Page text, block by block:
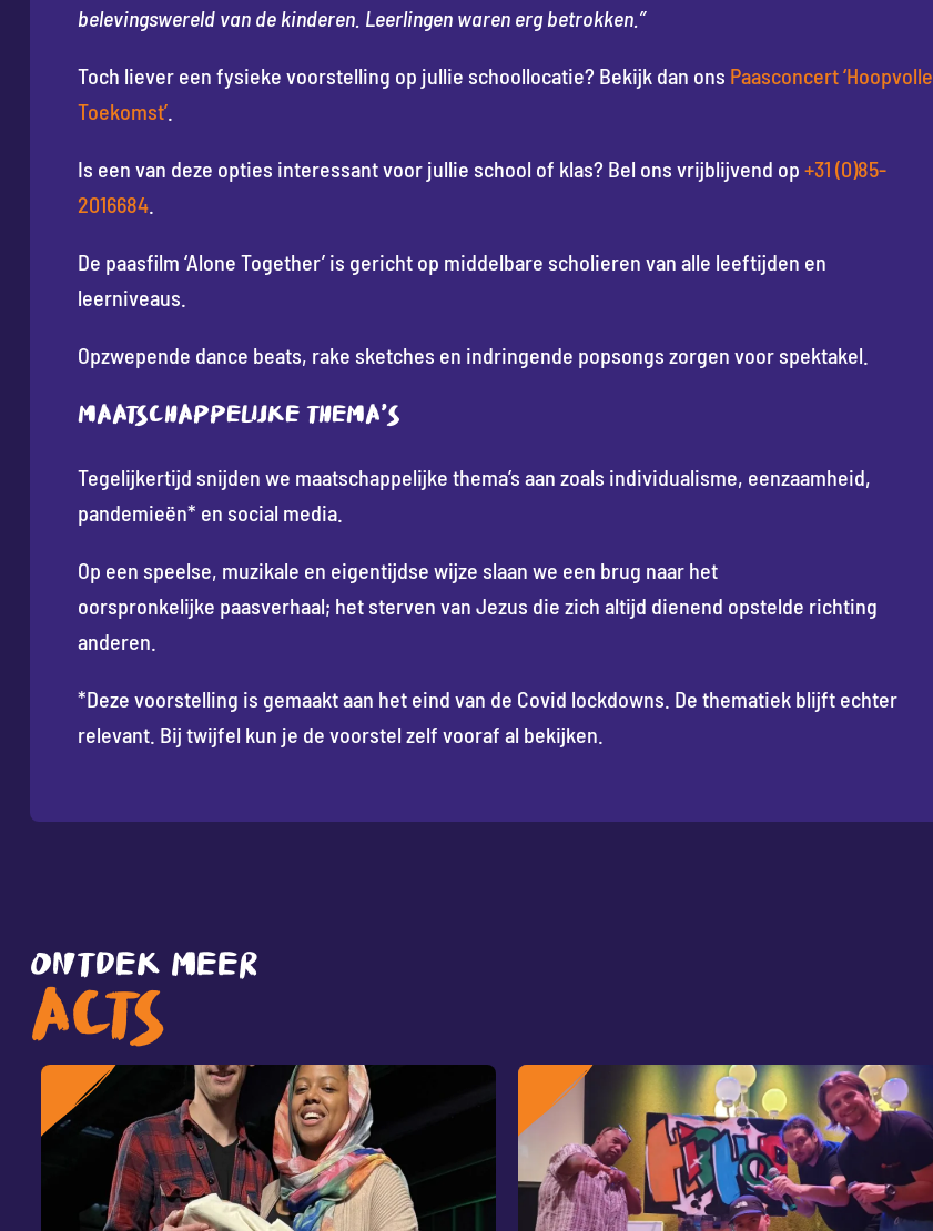
belevingswereld van de kinderen. Leerlingen waren erg betrokken.”
Toch liever een fysieke voorstelling op jullie schoollocatie? Bekijk dan ons Paasconcert ‘Hoopvolle
Toekomst’.
Is een van deze opties interessant voor jullie school of klas? Bel ons vrijblijvend op +31 (0)85-
2016684.
De paasfilm ‘Alone Together’ is gericht op middelbare scholieren van alle leeftijden en
leerniveaus.
Opzwepende dance beats, rake sketches en indringende popsongs zorgen voor spektakel.
Maatschappelijke thema’s
Tegelijkertijd snijden we maatschappelijke thema’s aan zoals individualisme, eenzaamheid,
pandemieën* en social media.
Op een speelse, muzikale en eigentijdse wijze slaan we een brug naar het
oorspronkelijke paasverhaal; het sterven van Jezus die zich altijd dienend opstelde richting
anderen.
*Deze voorstelling is gemaakt aan het eind van de Covid lockdowns. De thematiek blijft echter
relevant. Bij twijfel kun je de voorstel zelf vooraf al bekijken.
ONTDEK MEER
ACTS